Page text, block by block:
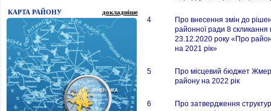
КАРТА РАЙОНУ докладніше
4
Про внесення змін до
районної ради 8 скликання
23.12.2020 року «Про
на 2021 рік»
5
Про місцевий бюджет
району на 2022 рік
6
Про затвердження